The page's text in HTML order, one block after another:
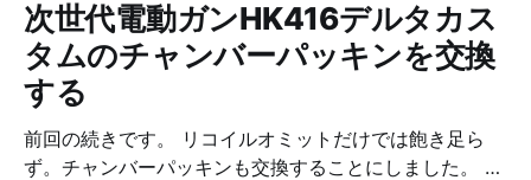
たのはこれです。 https://unnamedheadwear.
次世代電動ガンHK416デルタカス
タムのチャンバーパッキンを交換
する
前回の続きです。 リコイルオミットだけでは飽き足ら
ず。チャンバーパッキンも交換することにしました。 先